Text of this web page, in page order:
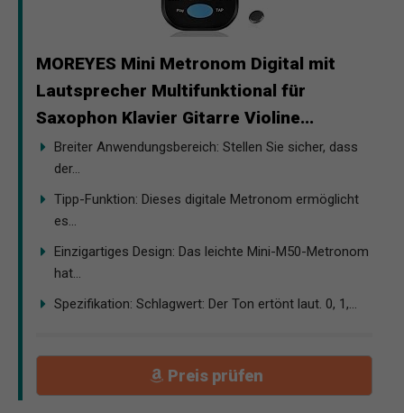
MOREYES Mini Metronom Digital mit
Lautsprecher Multifunktional für
Saxophon Klavier Gitarre Violine...
Breiter Anwendungsbereich: Stellen Sie sicher, dass
der...
Tipp-Funktion: Dieses digitale Metronom ermöglicht
es...
Einzigartiges Design: Das leichte Mini-M50-Metronom
hat...
Spezifikation: Schlagwert: Der Ton ertönt laut. 0, 1,...
Preis prüfen